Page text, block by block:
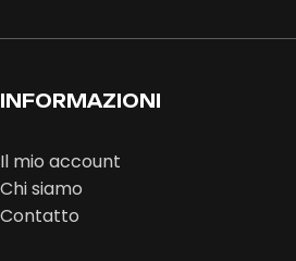
INFORMAZIONI
Il mio account
Chi siamo
Contatto